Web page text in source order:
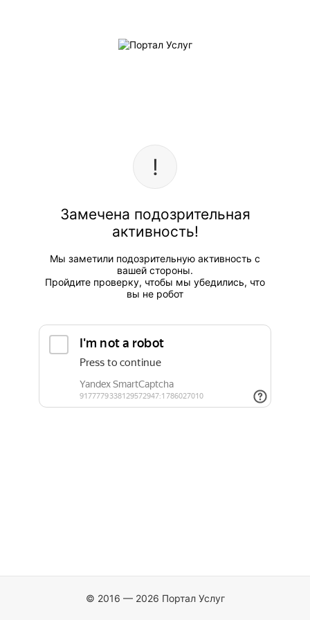
Замечена подозрительная
активность!
Мы заметили подозрительную активность с
вашей стороны.
Пройдите проверку, чтобы мы убедились, что
вы не робот
© 2016 — 2026 Портал Услуг